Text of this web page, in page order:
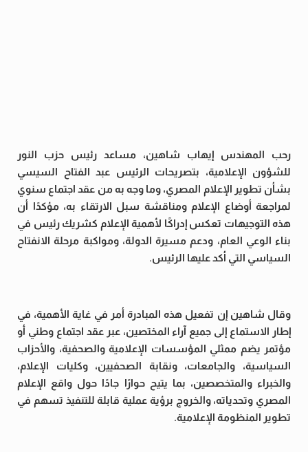
رحب المهندس إيهاب شاهين، مساعد رئيس حزب النور
للشؤون الإعلامية، بتصريحات الرئيس عبد الفتاح السيسي
بشأن تطوير الإعلام المصري، وما وجه به من عقد اجتماع سنوي
لمراجعة أوضاع الإعلام ومناقشة سبل الارتقاء به، مؤكدًا أن
هذه التوجيهات تعكس إدراكًا لأهمية الإعلام كشريك رئيس في
بناء الوعي العام، ودعم مسيرة الدولة، ومواكبة مرحلة الانفتاح
السياسي التي أكد عليها الرئيس.
وقال شاهين إن تفعيل هذه المبادرة أمر في غاية الأهمية، في
إطار الاستماع إلى جميع آراء المختصين، عبر عقد اجتماع وطني أو
مؤتمر يضم ممثلي المؤسسات الإعلامية والصحفية، والأحزاب
السياسية، والجامعات، ونقابة الصحفيين، وكليات الإعلام،
والخبراء والمتخصصين، بما يتيح حوارًا جادًا حول واقع الإعلام
المصري وتحدياته، والخروج برؤية عملية قابلة للتنفيذ تسهم في
تطوير المنظومة الإعلامية.